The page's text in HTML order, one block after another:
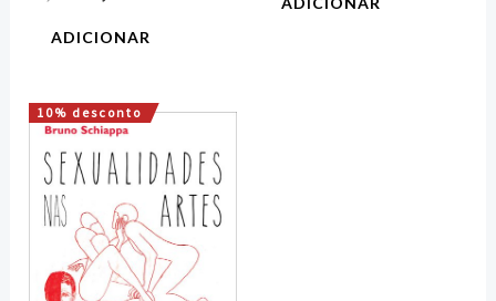
ADICIONAR
10% desconto
O
preço
original
era:
12,00 €.
O
atual
é:
10,80 €.